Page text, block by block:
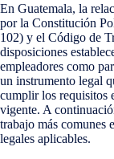
En Guatemala, la
por la Constitución
102) y el Código de
disposiciones
empleadores como
un instrumento legal
cumplir los requisitos
vigente. A
trabajo más comunes
legales aplicables.